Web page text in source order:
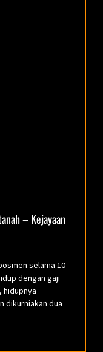
– Kejayaan
selama 10
dengan gaji
hidupnya
dikurniakan dua